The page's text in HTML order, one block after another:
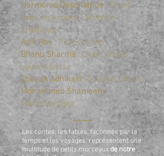
Harmonie Deschamps: Chant,
mise en espace, direction
artistique
Avik Roy: Percussions
Bhanu Sharma : Chant, sarod,
guitare basse
Chayan Adhikari : Guitare, Chant
Mohammed Shameem:
Marionnettiste
Les contes, les fables, façonnés par le
temps et les voyages, représentent une
multitude de petits morceaux de notre